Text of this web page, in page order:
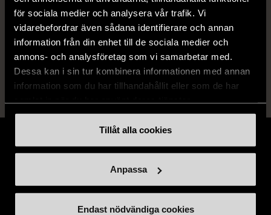
för sociala medier och analysera vår trafik. Vi
vidarebefordrar även sådana identifierare och annan
information från din enhet till de sociala medier och
annons- och analysföretag som vi samarbetar med.
Dessa kan i sin tur kombinera informationen med annan
information som du har tillhandahållit eller som de har
Tillåt alla cookies
Anpassa
Endast nödvändiga cookies
Fri frakt på alla köp över 990 kr.
14 dagars ångerrät.
Stöd oss